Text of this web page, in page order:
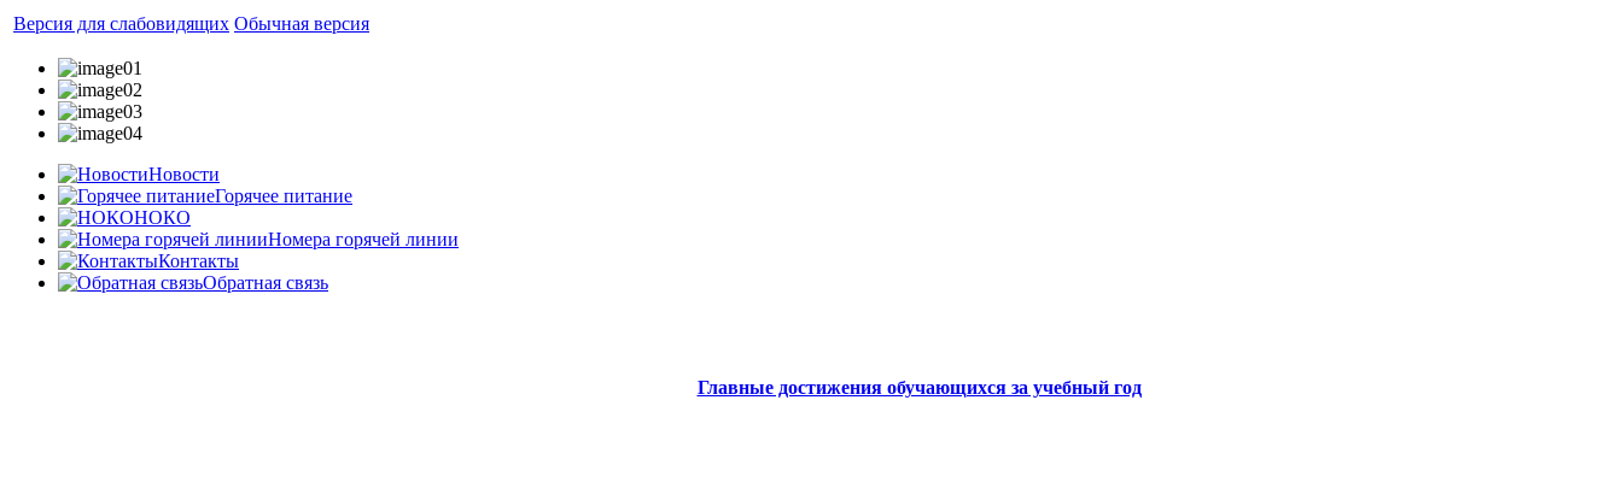
Версия для слабовидящих Обычная версия
Новости
Горячее питание
НОКО
Номера горячей линии
Контакты
Обратная связь
Главные достижения обучающихся за учебный год